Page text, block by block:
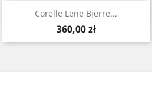
Corelle Lene Bjerre...
Cena
360,00 zł
Szybki podgląd